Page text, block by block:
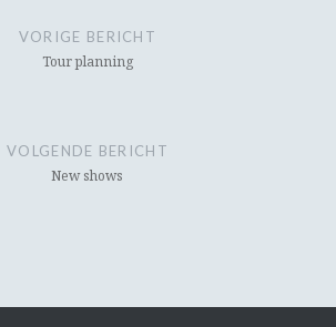
VORIGE BERICHT
Tour planning
VOLGENDE BERICHT
New shows